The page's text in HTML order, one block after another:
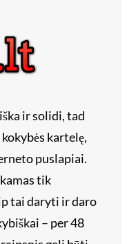
ir solidi, tad
kartelę,
puslapiai.
tik
tai daryti ir daro
– per 48